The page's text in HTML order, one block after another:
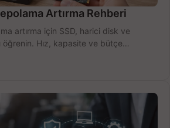
Artırma Rehberi
artırma için SSD, harici disk ve
öğrenin. Hız, kapasite ve bütçe